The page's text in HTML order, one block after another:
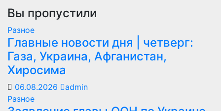
Вы пропустили
Разное
Главные новости дня | четверг:
Газа, Украина, Афганистан,
Хиросима
06.08.2026
admin
Разное